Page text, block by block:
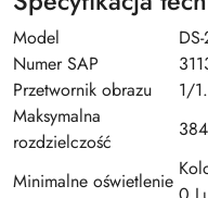
Model
Numer SAP
Przetwornik obrazu
1/
Maksymalna
rozdzielczość
Minimalne oświetlenie